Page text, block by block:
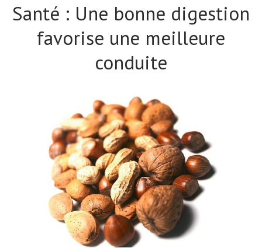
Santé : Une bonne digestion
favorise une meilleure
conduite